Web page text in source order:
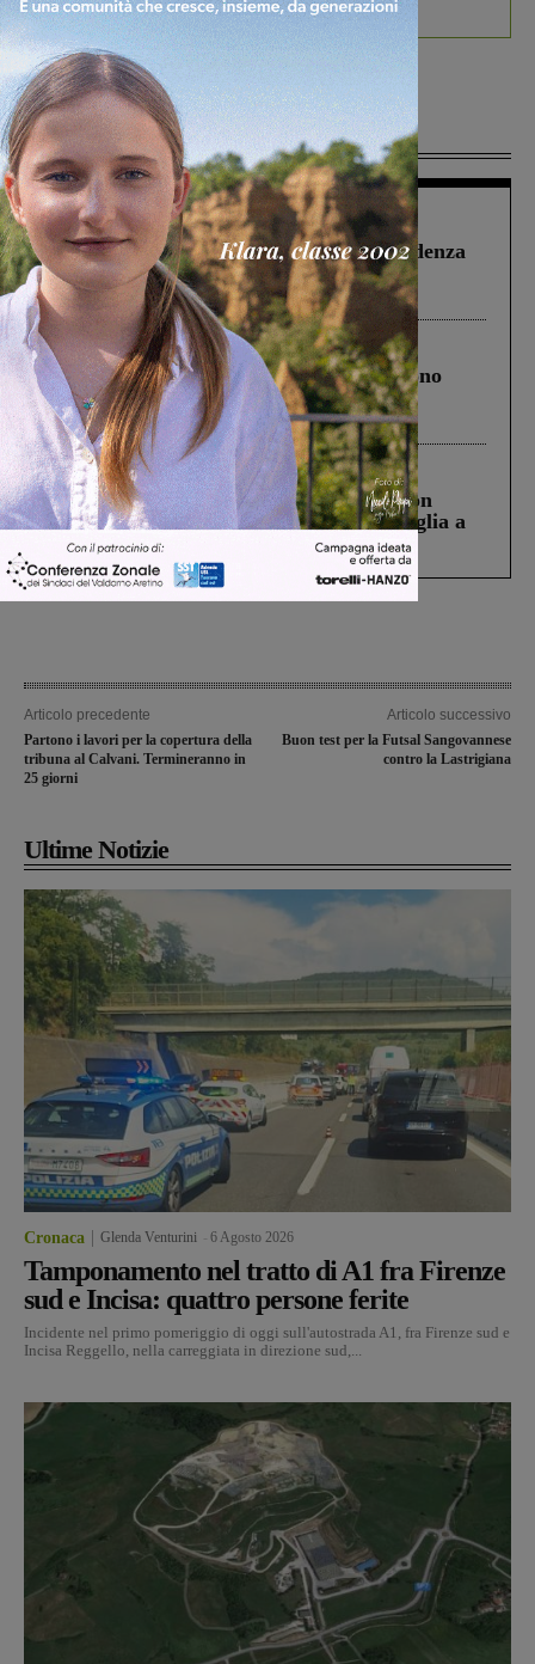
Più lette
Figline Incisa Valdarno 1 Agosto 2026
Piscina di Figline finanziata oltre la scadenza
Pnrr, il gruppo di Fratelli d’Italia: “Un
ringraziamento al Governo”
Cronaca 4 Agosto 2026
Un anno fa la strage in A1 in cui morirono
Gianni, Giulia e Franco. Lo schianto, il
processo, lo stop ai sorpassi fra tir....
Cronaca 3 Agosto 2026
Scomparso da una struttura di Castiglion
Fiorentino l’uomo che aveva ucciso la figlia a
Levane nel 2020
Articolo precedente
Partono i lavori per la copertura della
tribuna al Calvani. Termineranno in
25 giorni
Articolo successivo
Buon test per la Futsal Sangovannese
contro la Lastrigiana
Ultime Notizie
Cronaca Glenda Venturini 6 Agosto 2026
Tamponamento nel tratto di A1 fra Firenze
sud e Incisa: quattro persone ferite
Incidente nel primo pomeriggio di oggi sull'autostrada A1, fra Firenze sud e
Incisa Reggello, nella carreggiata in direzione sud,...